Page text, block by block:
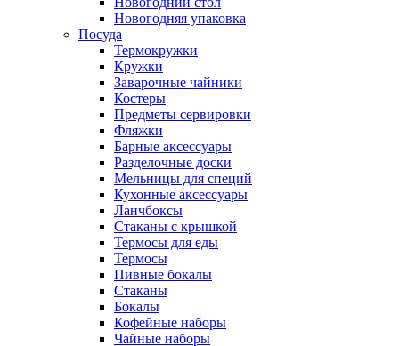
Новогодняя упаковка
Посуда
Термокружки
Кружки
Заварочные чайники
Костеры
Предметы сервировки
Фляжки
Барные аксессуары
Разделочные доски
Мельницы для специй
Кухонные аксессуары
Ланчбоксы
Стаканы с крышкой
Термосы для еды
Термосы
Пивные бокалы
Стаканы
Бокалы
Кофейные наборы
Чайные наборы